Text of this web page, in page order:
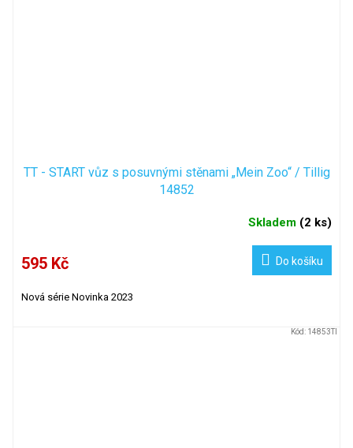
TT - START vůz s posuvnými stěnami „Mein Zoo“ / Tillig
14852
Skladem (2 ks)
595 Kč Do košíku
Nová série Novinka 2023
Kód: 14853TI